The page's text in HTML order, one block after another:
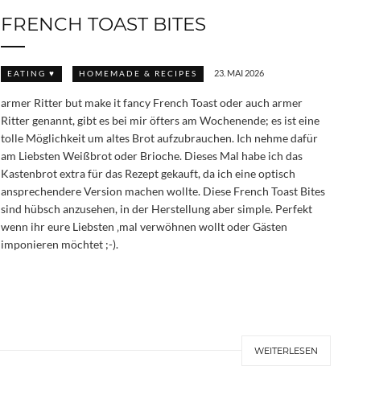
FRENCH TOAST BITES
EATING ♥ HOMEMADE & RECIPES 23. MAI 2026
armer Ritter but make it fancy French Toast oder auch armer
Ritter genannt, gibt es bei mir öfters am Wochenende; es ist eine
tolle Möglichkeit um altes Brot aufzubrauchen. Ich nehme dafür
am Liebsten Weißbrot oder Brioche. Dieses Mal habe ich das
Kastenbrot extra für das Rezept gekauft, da ich eine optisch
ansprechendere Version machen wollte. Diese French Toast Bites
sind hübsch anzusehen, in der Herstellung aber simple. Perfekt
wenn ihr eure Liebsten ‚mal verwöhnen wollt oder Gästen
imponieren möchtet ;-).
WEITERLESEN